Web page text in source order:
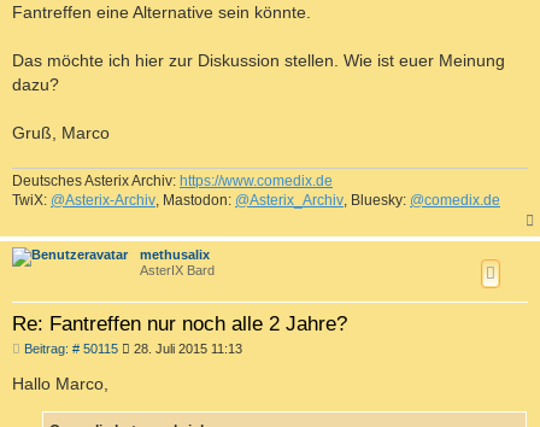
Fantreffen eine Alternative sein könnte.
Das möchte ich hier zur Diskussion stellen. Wie ist euer Meinung
dazu?
Gruß, Marco
Deutsches Asterix Archiv: https://www.comedix.de
TwiX: @Asterix-Archiv, Mastodon: @Asterix_Archiv, Bluesky: @comedix.de
a
methusalix
AsterIX Bard
Re: Fantreffen nur noch alle 2 Jahre?
Beitrag: # 50115B
r
28. Juli 2015 11:13
Hallo Marco,